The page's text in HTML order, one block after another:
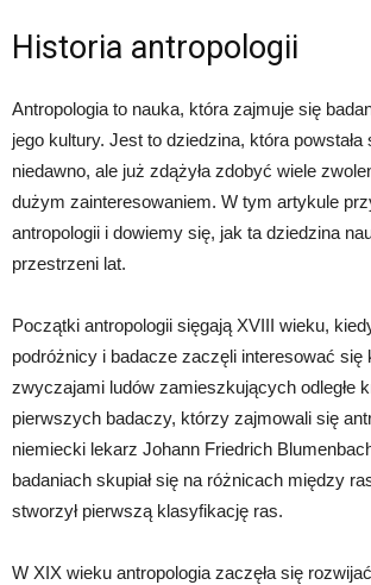
Historia antropologii
Antropologia to nauka, która zajmuje się
jego kultury. Jest to dziedzina, która powstała
niedawno, ale już zdążyła zdobyć wiele
dużym zainteresowaniem. W tym artykule
antropologii i dowiemy się, jak ta dziedzina
przestrzeni lat.
Początki antropologii sięgają XVIII wieku,
podróżnicy i badacze zaczęli interesować się
zwyczajami ludów zamieszkujących odległe
pierwszych badaczy, którzy zajmowali się
niemiecki lekarz Johann Friedrich
badaniach skupiał się na różnicach między
stworzył pierwszą klasyfikację ras.
W XIX wieku antropologia zaczęła się